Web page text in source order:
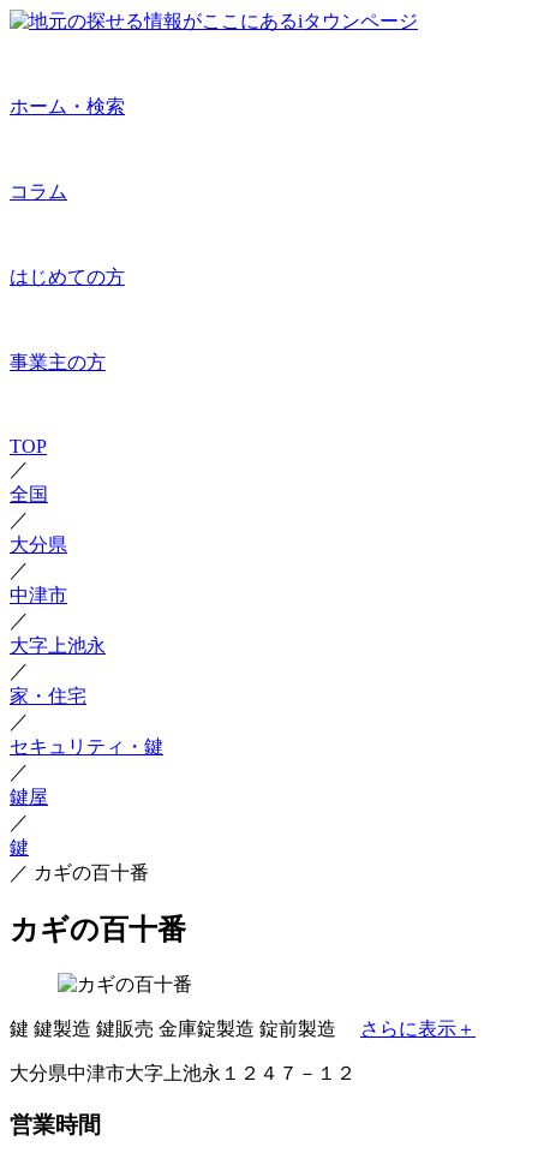
ホーム・検索
コラム
はじめての方
事業主の方
TOP
／
全国
／
大分県
／
中津市
／
大字上池永
／
家・住宅
／
セキュリティ・鍵
／
鍵屋
／
鍵
／ カギの百十番
カギの百十番
鍵 鍵製造 鍵販売 金庫錠製造 錠前製造 さらに表示＋
大分県中津市大字上池永１２４７－１２
営業時間